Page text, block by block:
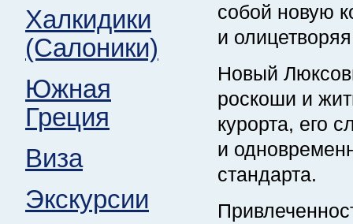
Халкидики
(Салоники)
Южная
Греция
Виза
Экскурсии
собой новую
и
Новый
роскоши и
курорта, его
и
стандарта.